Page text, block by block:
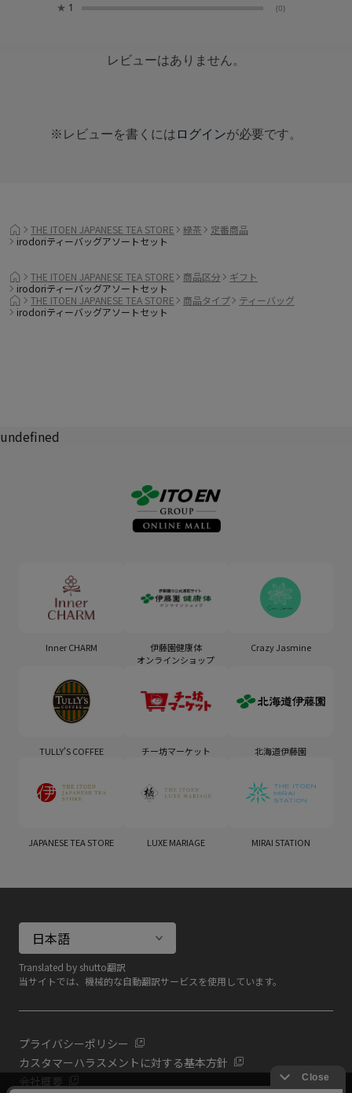
★ 1 (0)
レビューはありません。
※レビューを書くには ログインが必要です。
THE ITOEN JAPANESE TEA STORE 緑茶
定番商品
irodoriティーバッグアソートセット
THE ITOEN JAPANESE TEA STORE 商品区分
ギフト
irodoriティーバッグアソートセット
THE ITOEN JAPANESE TEA STORE
商品タイプ
ティーバッグ
irodoriティーバッグアソートセット
undefined
Translated by shutto翻訳
当サイトでは、機械的な自動翻訳サービスを使用しています。
Inner CHARM
伊藤園健康体
オンラインショップ
Crazy Jasmine
TULLY'S COFFEE チー坊マーケット 北海道伊藤園
JAPANESE TEA STORE LUXE MARIAGE MIRAI STATION
プライバシーポリシー
カスタマーハラスメントに対する基本方針
会社概要